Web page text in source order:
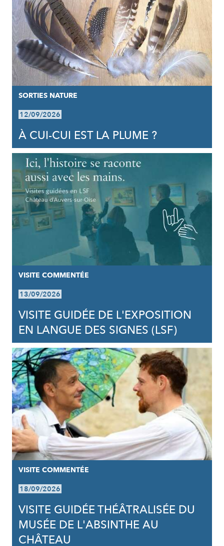
SORTIES NATURE
12/09/2026
À CUI-CUI EST LA PLUME ?
VISITE COMMENTÉE
13/09/2026
VISITE GUIDÉE DE L'EXPOSITION
EN LANGUE DES SIGNES (LSF)
VISITE COMMENTÉE
18/09/2026
VISITE GUIDÉE THÉÂTRALISÉE DU
MUSÉE DE L'ABSINTHE AU
CHÂTEAU